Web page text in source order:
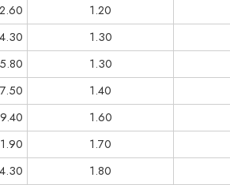
1.20
1.30
1.30
1.40
1.60
1.70
1.80